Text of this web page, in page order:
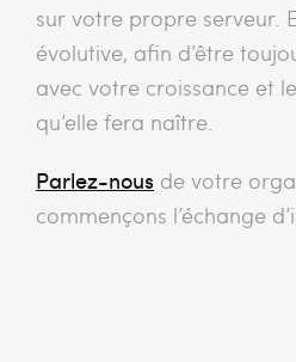
sur votre propre serveur.
évolutive, afin d’être
avec votre croissance et
qu’elle fera naître.
Parlez-nous de votre
commençons l’échange